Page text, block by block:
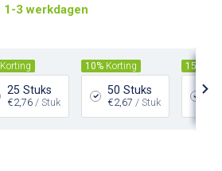
3 werkdagen
Korting
25 Stuks
€2,76 / Stuk
10% Korting
50 Stuks
€2,67 / Stuk
15%